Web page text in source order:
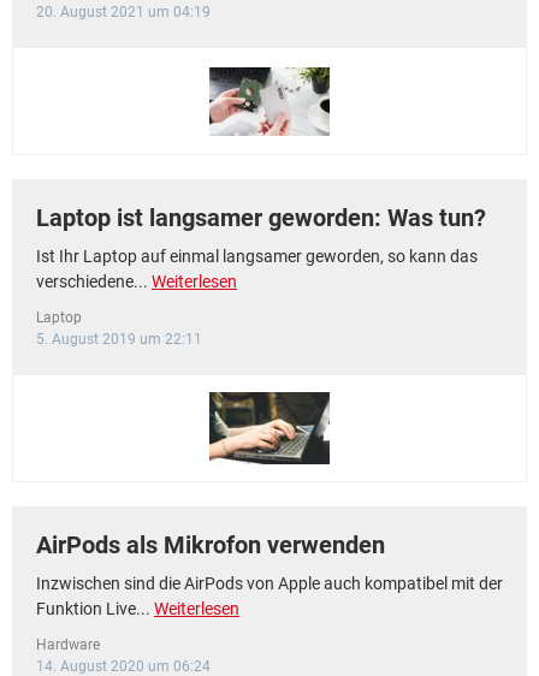
20. August 2021 um 04:19
Laptop ist langsamer geworden: Was tun?
Ist Ihr Laptop auf einmal langsamer geworden, so kann das
verschiedene... Weiterlesen
Laptop
5. August 2019 um 22:11
AirPods als Mikrofon verwenden
Inzwischen sind die AirPods von Apple auch kompatibel mit der
Funktion Live... Weiterlesen
Hardware
14. August 2020 um 06:24